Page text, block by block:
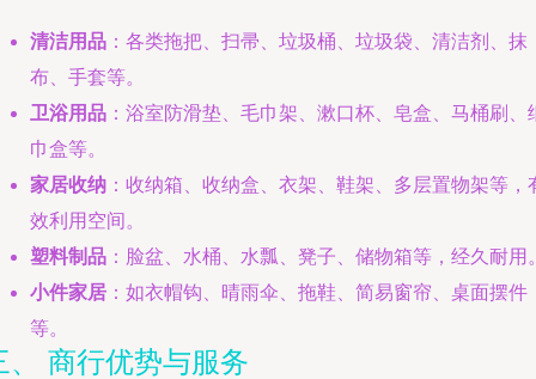
清洁用品 ：各类拖把、扫帚、垃圾桶、垃圾袋、清洁剂、抹
布、手套等。
卫浴用品 ：浴室防滑垫、毛巾架、漱口杯、皂盒、马桶刷、
巾盒等。
家居收纳 ：收纳箱、收纳盒、衣架、鞋架、多层置物架等，
效利用空间。
塑料制品 ：脸盆、水桶、水瓢、凳子、储物箱等，经久耐用
小件家居 ：如衣帽钩、晴雨伞、拖鞋、简易窗帘、桌面摆件
等。
、 商行优势与服务